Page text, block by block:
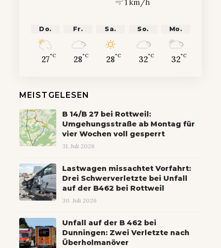
1 km/h
Do.
27°C
Fr.
28°C
Sa.
28°C
So.
32°C
Mo.
32°C
MEISTGELESEN
B 14/B 27 bei Rottweil:
Umgehungsstraße ab Montag für
vier Wochen voll gesperrt
31. Juli 2026
Lastwagen missachtet Vorfahrt:
Drei Schwerverletzte bei Unfall
auf der B462 bei Rottweil
30. Juli 2026
Unfall auf der B 462 bei
Dunningen: Zwei Verletzte nach
Überholmanöver